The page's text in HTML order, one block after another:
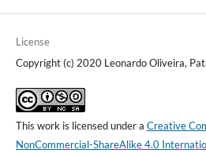
License
Copyright (c) 2020 Leonardo Oliveira,
This work is licensed under a Creative
NonCommercial-ShareAlike 4.0